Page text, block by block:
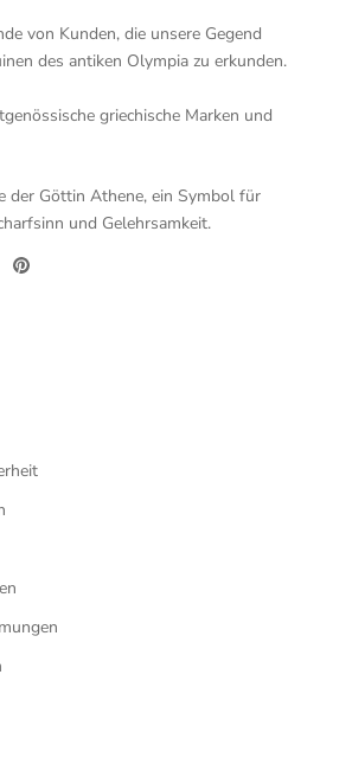
von Kunden, die unsere Gegend
des antiken Olympia zu erkunden.
griechische Marken und
der Göttin Athene, ein Symbol für
und Gelehrsamkeit.